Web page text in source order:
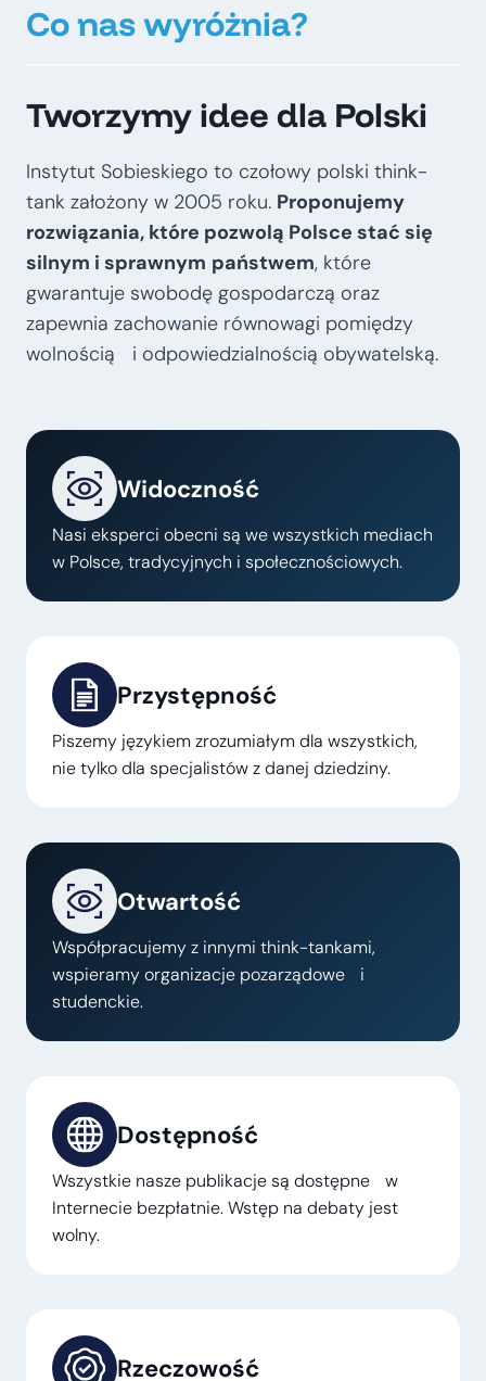
Co nas wyróżnia?
Tworzymy idee dla Polski
Instytut Sobieskiego to czołowy polski think-
tank założony w 2005 roku. Proponujemy
rozwiązania, które pozwolą Polsce stać się
silnym i sprawnym państwem, które
gwarantuje swobodę gospodarczą oraz
zapewnia zachowanie równowagi pomiędzy
wolnością i odpowiedzialnością obywatelską.
Widoczność
Nasi eksperci obecni są we wszystkich mediach
w Polsce, tradycyjnych i społecznościowych.
Przystępność
Piszemy językiem zrozumiałym dla wszystkich,
nie tylko dla specjalistów z danej dziedziny.
Otwartość
Współpracujemy z innymi think-tankami,
wspieramy organizacje pozarządowe i
studenckie.
Dostępność
Wszystkie nasze publikacje są dostępne w
Internecie bezpłatnie. Wstęp na debaty jest
wolny.
Rzeczowość